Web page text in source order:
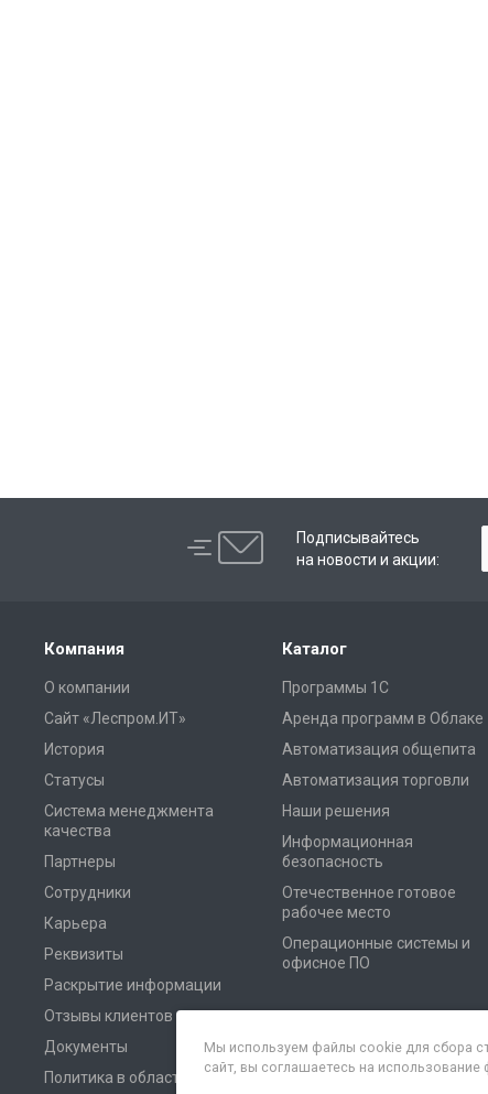
Подписывайтесь
на новости и акции:
Компания
О компании
Сайт «Леспром.ИТ»
История
Статусы
Система менеджмента
качества
Партнеры
Сотрудники
Карьера
Реквизиты
Раскрытие информации
Отзывы клиентов
Документы
Политика в области
Каталог
Программы 1С
Аренда программ в Облаке
Автоматизация общепита
Автоматизация торговли
Наши решения
Информационная
безопасность
Отечественное готовое
рабочее место
Операционные системы и
офисное ПО
Мы используем файлы cookie для сбора
сайт, вы соглашаетесь на